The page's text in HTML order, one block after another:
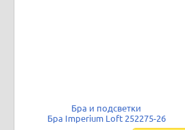
Бра и подсветки
Бра Imperium Loft 252275-26